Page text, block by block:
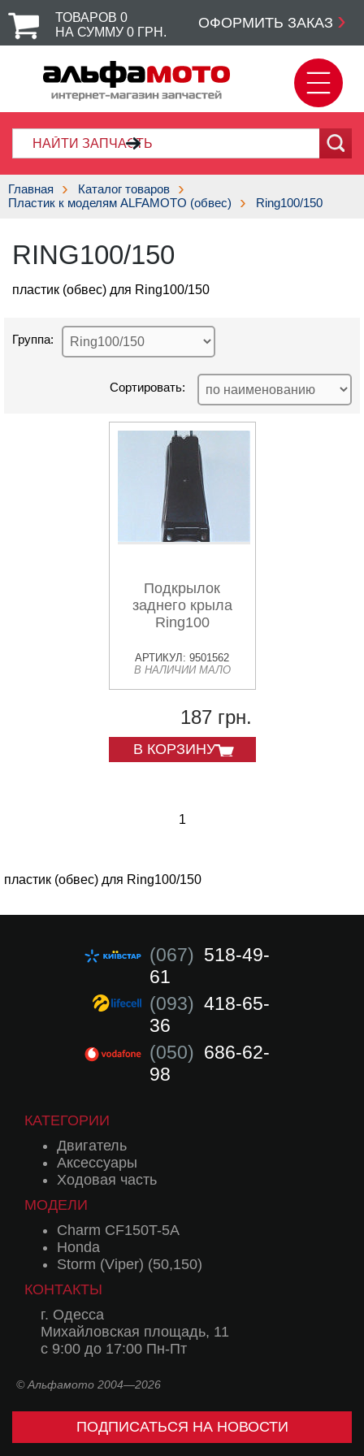
ТОВАРОВ 0
НА СУММУ 0 ГРН.
ОФОРМИТЬ ЗАКАЗ
Главная
Каталог товаров
Пластик к моделям ALFAMOTO (обвес)
Ring100/150
RING100/150
пластик (обвес) для Ring100/150
Группа:
Сортировать:
Подкрылок
заднего крыла
Ring100
АРТИКУЛ: 9501562
В НАЛИЧИИ МАЛО
187 грн.
В КОРЗИНУ
1
пластик (обвес) для Ring100/150
(067) 518-49-
61
(093) 418-65-
36
(050) 686-62-
98
КАТЕГОРИИ
Двигатель
Аксессуары
Ходовая часть
МОДЕЛИ
Charm CF150T-5A
Honda
Storm (Viper) (50,150)
КОНТАКТЫ
г. Одесса
Михайловская площадь, 11
с 9:00 до 17:00 Пн-Пт
© Альфамото 2004—2026
ПОДПИСАТЬСЯ НА НОВОСТИ